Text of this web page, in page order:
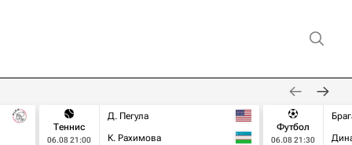
Теннис
06.08 21:00
Д. Пегула
К. Рахимова
Футбол
06.08 21:30